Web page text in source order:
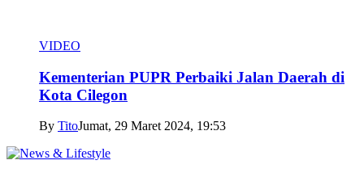
VIDEO
Kementerian PUPR Perbaiki Jalan Daerah di
Kota Cilegon
By TitoJumat, 29 Maret 2024, 19:53